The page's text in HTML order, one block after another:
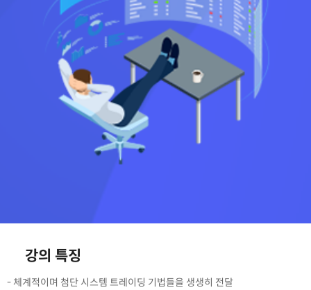
강의 특징
- 체계적이며 첨단 시스템 트레이딩 기법들을 생생히 전달